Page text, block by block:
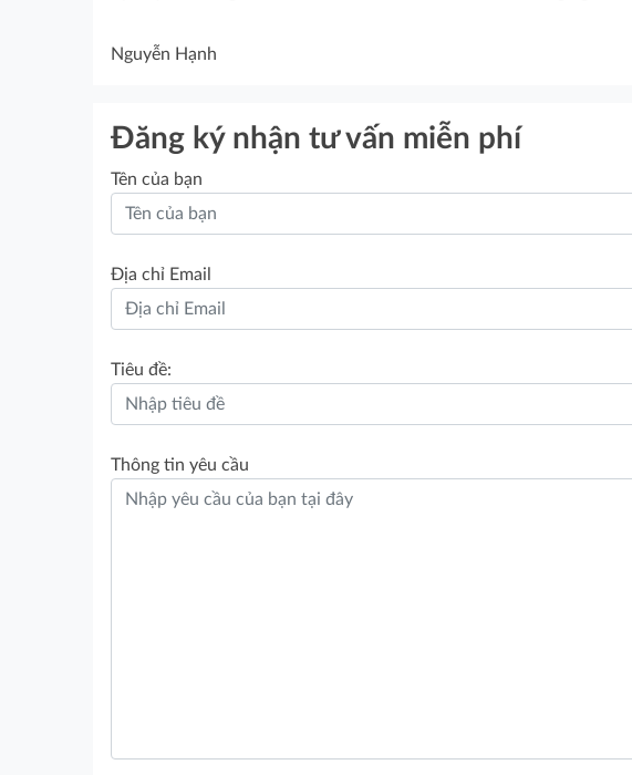
Nguyễn Hạnh
Đăng ký nhận tư vấn miễn phí
Tên của bạn
Địa chỉ Email
Tiêu đề:
Thông tin yêu cầu